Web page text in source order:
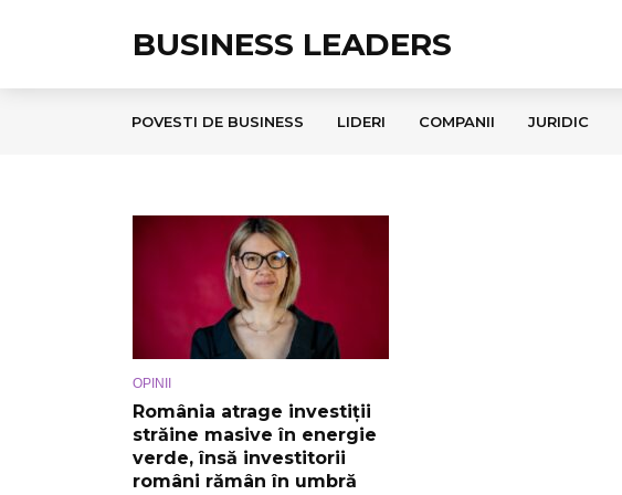
BUSINESS LEADERS
POVESTI DE BUSINESS LIDERI COMPANII JURIDIC
OPINII
România atrage investiții
străine masive în energie
verde, însă investitorii
români rămân în umbră